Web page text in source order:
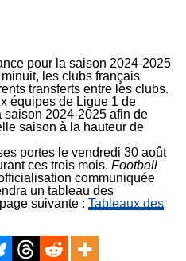
pour la saison 2024-2025
les clubs français
transferts entre les clubs.
équipes de Ligue 1 de
saison 2024-2025 afin de
saison à la hauteur de
portes le vendredi 30 août
ces trois mois, Football
communiquée
un tableau des
suivante : Tableaux des